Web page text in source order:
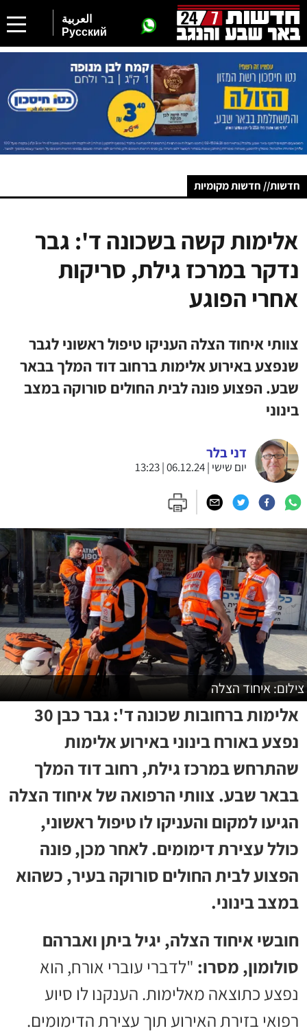
العربية
Русский
חדשות// חדשות מקומיות
אלימות קשה בשכונה ד': גבר
נדקר במרכז גילת, סריקות
אחרי הפוגע
צוותי איחוד הצלה העניקו טיפול ראשוני לגבר
שנפצע באירוע אלימות ברחוב דוד המלך בבאר
שבע. הפצוע פונה לבית החולים סורוקה במצב
בינוני
דני בלר
יום שישי | 06.12.24 | 13:23
צילום: איחוד הצלה
אלימות ברחובות שכונה ד': גבר כבן 30
נפצע באורח בינוני באירוע אלימות
שהתרחש במרכז גילת, רחוב דוד המלך
בבאר שבע. צוותי הרפואה של איחוד הצלה
הגיעו למקום והעניקו לו טיפול ראשוני,
כולל עצירת דימומים. לאחר מכן, פונה
הפצוע לבית החולים סורוקה בעיר, כשהוא
במצב בינוני.
חובשי איחוד הצלה, יגיל ביתן ואברהם
סולומון, מסרו: "לדברי עוברי אורח, הוא
נפצע כתוצאה מאלימות. הענקנו לו סיוע
רפואי בזירת האירוע תוך עצירת הדימומים.